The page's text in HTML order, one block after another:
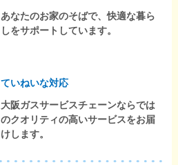
あなたのお家のそばで、快適な暮ら
しをサポートしています。
ていねいな対応
大阪ガスサービスチェーンならでは
のクオリティの高いサービスをお届
けします。